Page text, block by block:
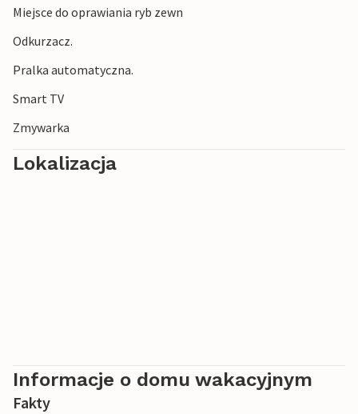
Miejsce do oprawiania ryb zewn
Odkurzacz.
Pralka automatyczna.
Smart TV
Zmywarka
Lokalizacja
Informacje o domu wakacyjnym
Fakty